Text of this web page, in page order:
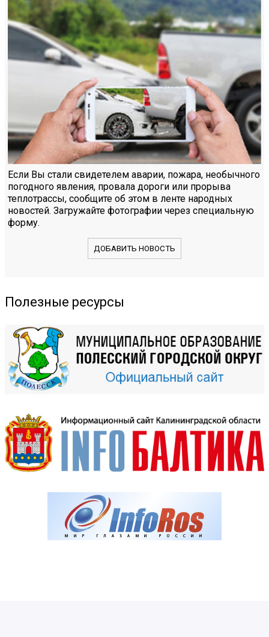
Если Вы стали свидетелем аварии, пожара, необычного
погодного явления, провала дороги или прорыва
теплотрассы, сообщите об этом в ленте народных
новостей. Загружайте фотографии через специальную
форму.
ДОБАВИТЬ НОВОСТЬ
Полезные ресурсы